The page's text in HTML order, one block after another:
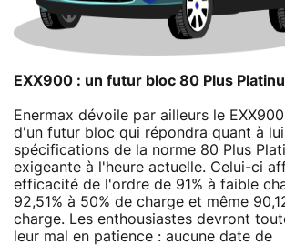
EXX900 : un futur bloc 80 Plus
Enermax dévoile par ailleurs le
d'un futur bloc qui répondra quant à
spécifications de la norme 80 Plus
exigeante à l'heure actuelle. Celui-ci
efficacité de l'ordre de 91% à faible
92,51% à 50% de charge et même
charge. Les enthousiastes devront
leur mal en patience : aucune date de